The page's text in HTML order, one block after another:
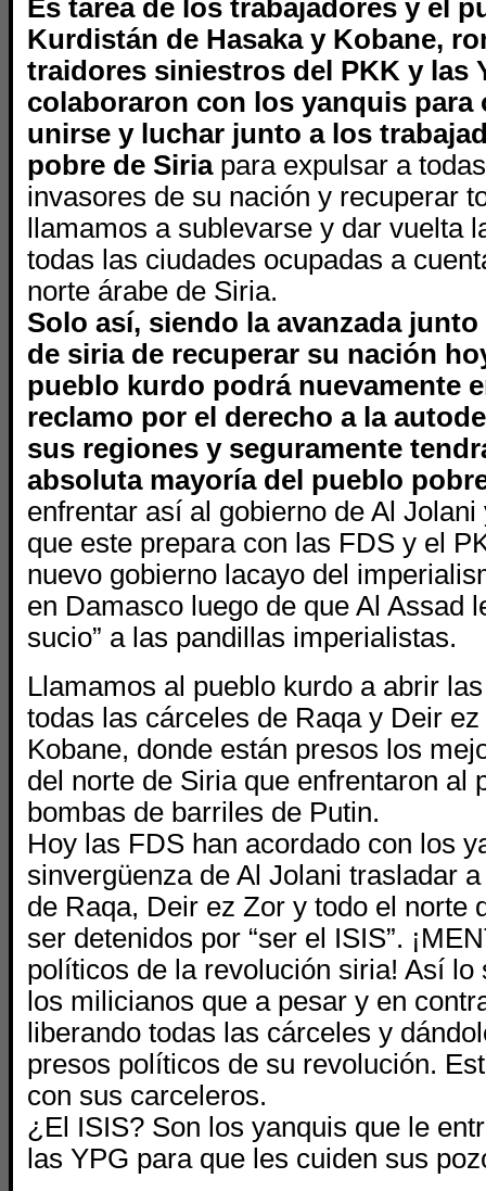
Es tarea de los trabajadores y el
Kurdistán de Hasaka y Kobane,
traidores siniestros del PKK y las
colaboraron con los yanquis para
unirse y luchar junto a los
pobre de Siriapara expulsar a
invasores de su nación y recuperar
llamamos a sublevarse y dar vuelta
todas las ciudades ocupadas a
norte árabe de Siria.
Solo así, siendo la avanzada
de siria de recuperar su nación
pueblo kurdo podrá nuevamente
reclamo por el derecho a la
sus regiones y seguramente
absoluta mayoría del pueblo
enfrentar así al gobierno de Al
que este prepara con las FDS y el
nuevo gobierno lacayo del
en Damasco luego de que Al Assad
sucio” a las pandillas imperialistas.
Llamamos al pueblo kurdo a abrir
todas las cárceles de Raqa y Deir
Kobane, donde están presos los
del norte de Siria que enfrentaron al
bombas de barriles de Putin.
Hoy las FDS han acordado con los
sinvergüenza de Al Jolani trasladar
de Raqa, Deir ez Zor y todo el norte
ser detenidos por “ser el ISIS”.
políticos de la revolución siria! Así lo
los milicianos que a pesar y en
liberando todas las cárceles y
presos políticos de su revolución.
con sus carceleros.
¿El ISIS? Son los yanquis que le
las YPG para que les cuiden sus